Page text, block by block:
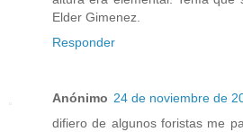
Elder Gimenez.
Responder
Anónimo 24 de noviembre de
difiero de algunos foristas me